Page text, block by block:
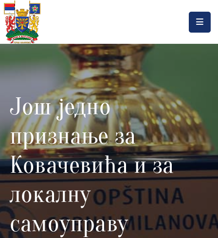
Насловна
Локална
Општинска
управа
Актуелности
Документа
Горњи
Још једно
признање за
Ковачевића и за
локалну
самоуправу